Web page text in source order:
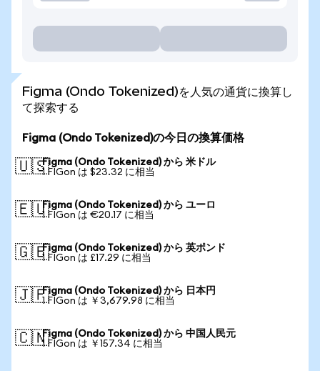
Figma (Ondo Tokenized)を人気の通貨に換算し
て探索する
Figma (Ondo Tokenized)の今日の換算価格
🇺🇸Figma (Ondo Tokenized) から 米ドル
1 FIGon は $23.32 に相当
🇪🇺Figma (Ondo Tokenized) から ユーロ
1 FIGon は €20.17 に相当
🇬🇧Figma (Ondo Tokenized) から 英ポンド
1 FIGon は £17.29 に相当
🇯🇵Figma (Ondo Tokenized) から 日本円
1 FIGon は ￥3,679.98 に相当
🇨🇳Figma (Ondo Tokenized) から 中国人民元
1 FIGon は ￥157.34 に相当